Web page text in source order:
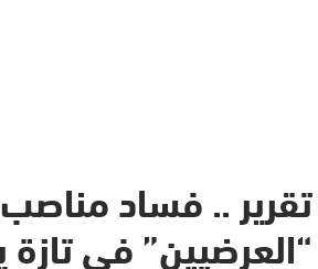
تقرير .. فساد مناصب